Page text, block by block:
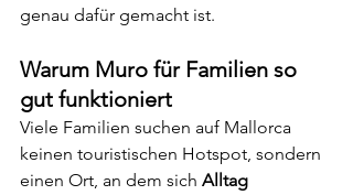
genau dafür gemacht ist.
Warum Muro für Familien so
gut funktioniert
Viele Familien suchen auf Mallorca
keinen touristischen Hotspot, sondern
einen Ort, an dem sich Alltag